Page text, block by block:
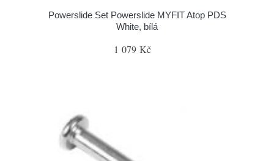
Powerslide Set Powerslide MYFIT Atop PDS
White, bílá
1 079 Kč